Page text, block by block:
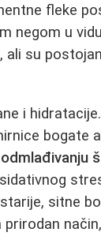
fleke
negom u
su
i
bogate
sitne
prirodan